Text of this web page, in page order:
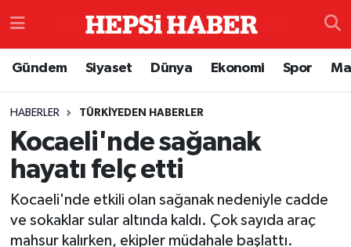
Gündem Siyaset Dünya Ekonomi Spor
HABERLER TÜRKIYEDEN HABERLER
Kocaeli'nde sağanak
hayatı felç etti
Kocaeli'nde etkili olan sağanak nedeniyle cadde
ve sokaklar sular altında kaldı. Çok sayıda araç
mahsur kalırken, ekipler müdahale başlattı.
Çevre
Dünya
Eğitim
İzmir Namaz Vakitleri
İstanbul Trafik Yoğunluk Haritası
Süper Lig Puan Durumu ve Fikstür